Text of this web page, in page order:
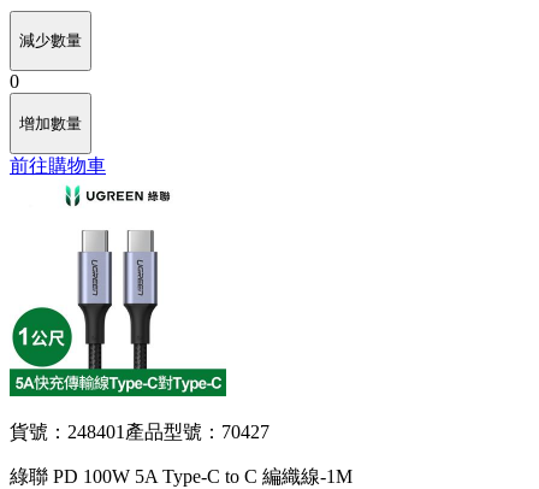
減少數量
0
增加數量
前往購物車
貨號：248401 產品型號：70427
綠聯 PD 100W 5A Type-C to C 編織線-1M